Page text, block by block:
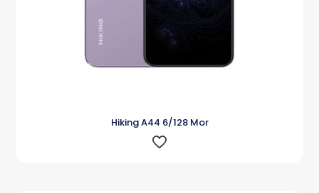
Hiking A44 6/128 Mor